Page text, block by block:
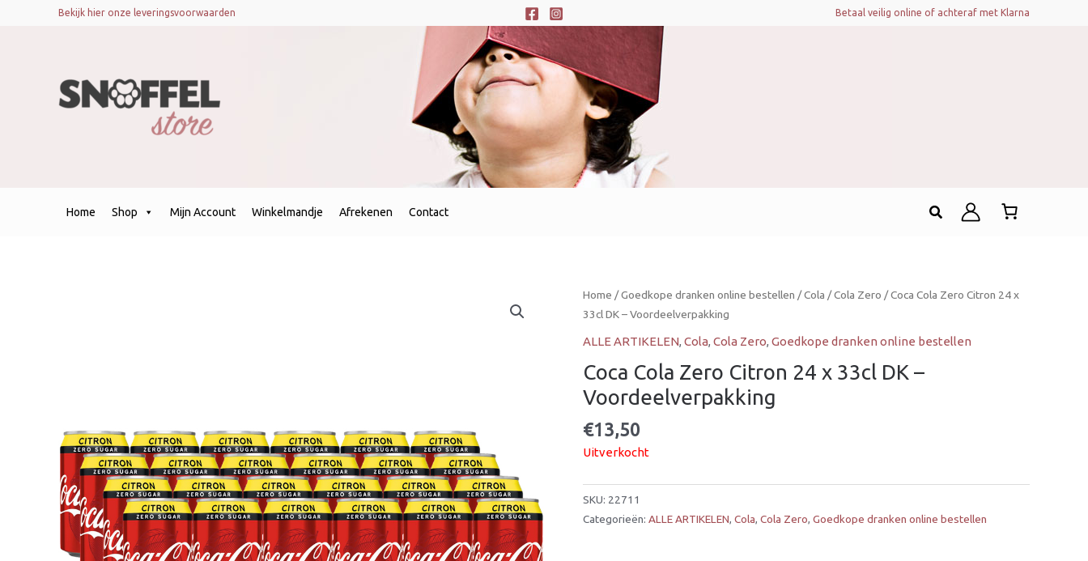
Bekijk hier onze leveringsvoorwaarden Betaal veilig online of achteraf met Klarna
Home Shop Mijn Account Winkelmandje Afrekenen Contact Zoeken
Home /Goedkope dranken online bestellen /Cola /Cola Zero / Coca Cola Zero Citron 24 x
33cl DK – Voordeelverpakking
ALLE ARTIKELEN, Cola, Cola Zero, Goedkope dranken online bestellen
Coca Cola Zero Citron 24 x 33cl DK –
Voordeelverpakking
€13,50
Uitverkocht
SKU: 22711
Categorieën: ALLE ARTIKELEN, Cola, Cola Zero, Goedkope dranken online bestellen